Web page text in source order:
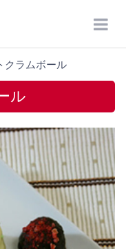
クラムボール
ル